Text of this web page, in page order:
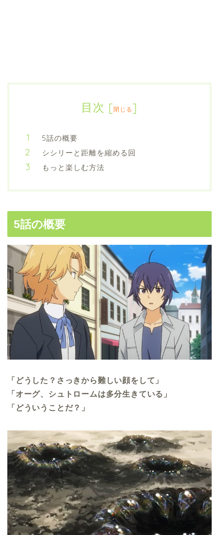
目次 [閉じる]
5話の概要
シシリーと距離を縮める回
もっと楽しむ方法
5話の概要
「どうした？さっきから難しい顔をして」
「オーグ、シュトロームは多分生きている」
「どういうことだ？」